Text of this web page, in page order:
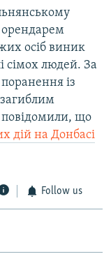
орендарем
осіб виник
сімох людей. За
із
що
дій на Донбасі
Follow us